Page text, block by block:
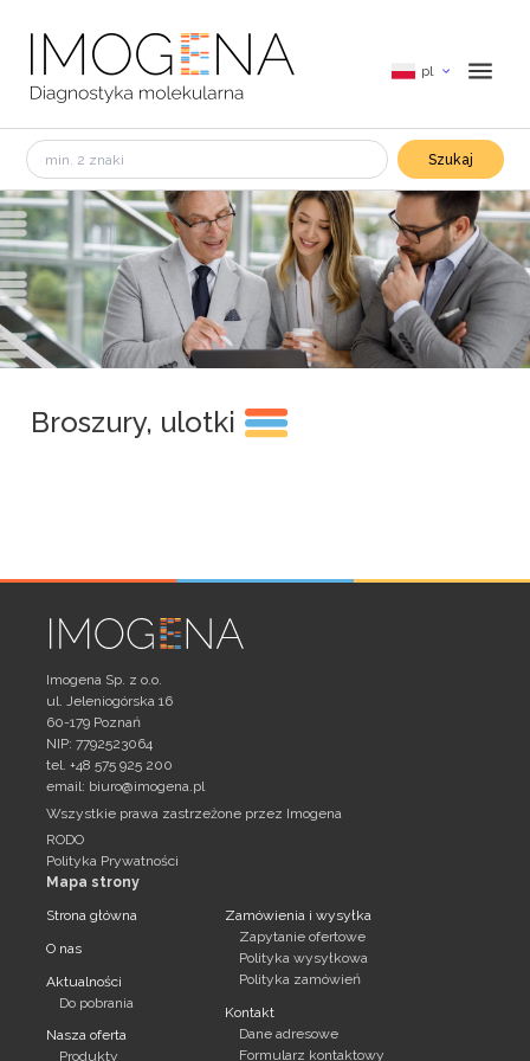
pl
Szukaj
Broszury, ulotki
Imogena Sp. z o.o.
ul. Jeleniogórska 16
60-179 Poznań
NIP: 7792523064
tel. +48 575 925 200
email: biuro@imogena.pl
Wszystkie prawa zastrzeżone przez Imogena
RODO
Polityka Prywatności
Mapa strony
Strona główna
O nas
Aktualności
Do pobrania
Nasza oferta
Produkty
Zamówienia i wysyłka
Zapytanie ofertowe
Polityka wysyłkowa
Polityka zamówień
Kontakt
Dane adresowe
Formularz kontaktowy